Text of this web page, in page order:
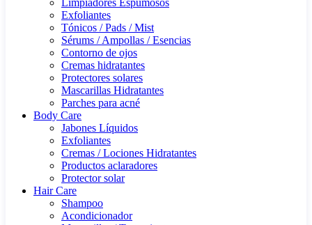
Limpiadores Espumosos
Exfoliantes
Tónicos / Pads / Mist
Sérums / Ampollas / Esencias
Contorno de ojos
Cremas hidratantes
Protectores solares
Mascarillas Hidratantes
Parches para acné
Body Care
Jabones Líquidos
Exfoliantes
Cremas / Lociones Hidratantes
Productos aclaradores
Protector solar
Hair Care
Shampoo
Acondicionador